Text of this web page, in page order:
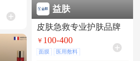
益肤
皮肤急救专业护肤品牌
￥ 100-400
面膜 医用敷料